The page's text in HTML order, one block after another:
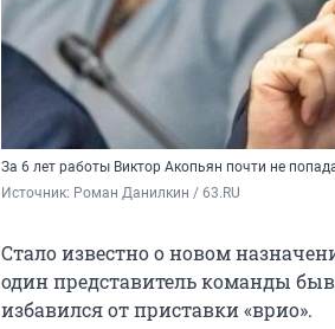
За 6 лет работы Виктор Акопьян почти не
Источник: Роман Данилкин / 63.RU
Стало известно о новом
один представитель команды
избавился от приставки «врио».